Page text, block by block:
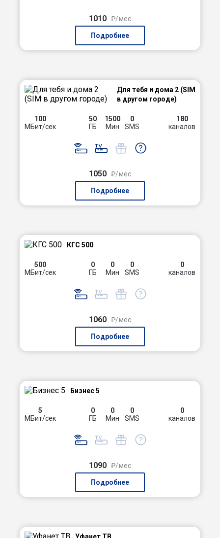
1010 ₽/мес
Подробнее
Для тебя и дома 2 (SIM
в другом городе)
100
МБит/сек
50
ГБ
1500
Мин
0
SMS
180
каналов
1050 ₽/мес
Подробнее
КГС 500
500
МБит/сек
0
ГБ
0
Мин
0
SMS
0
каналов
1060 ₽/мес
Подробнее
Бизнес 5
5
МБит/сек
0
ГБ
0
Мин
0
SMS
0
каналов
1090 ₽/мес
Подробнее